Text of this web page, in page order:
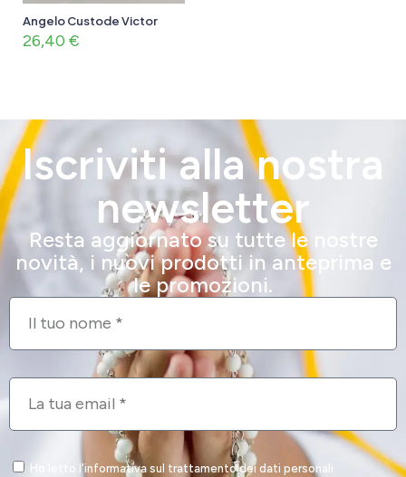
Angelo Custode Victor
26,40 €
Iscriviti alla nostra
newsletter
Resta aggiornato su tutte le nostre
novità, i nuovi prodotti in anteprima e
le promozioni.
Ho letto l'informativa sul trattamento dei dati personali